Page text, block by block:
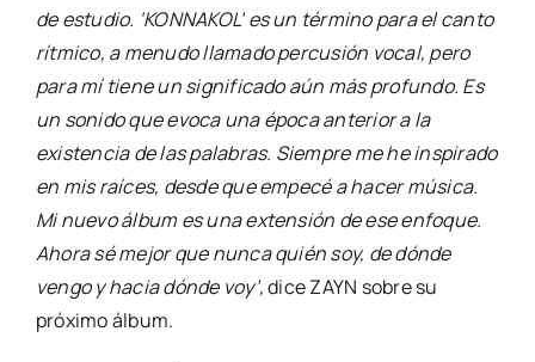
de estudio. ‘KONNAKOL’ es un término para el canto
rítmico, a menudo llamado percusión vocal, pero
para mí tiene un significado aún más profundo. Es
un sonido que evoca una época anterior a la
existencia de las palabras. Siempre me he inspirado
en mis raíces, desde que empecé a hacer música.
Mi nuevo álbum es una extensión de ese enfoque.
Ahora sé mejor que nunca quién soy, de dónde
vengo y hacia dónde voy’,dice ZAYN sobre su
próximo álbum.